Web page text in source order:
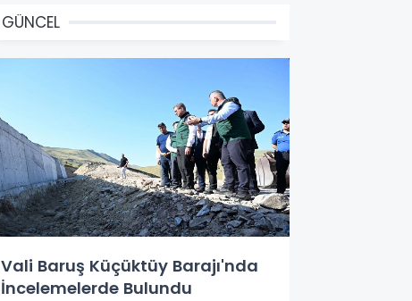
GÜNCEL
Vali Baruş Küçüktüy Barajı'nda
İncelemelerde Bulundu